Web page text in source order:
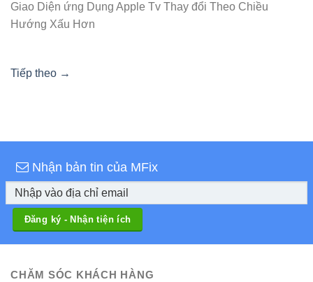
Giao Diện ứng Dụng Apple Tv Thay đổi Theo Chiều
Hướng Xấu Hơn
Tiếp theo →
Nhận bản tin của MFix
CHĂM SÓC KHÁCH HÀNG